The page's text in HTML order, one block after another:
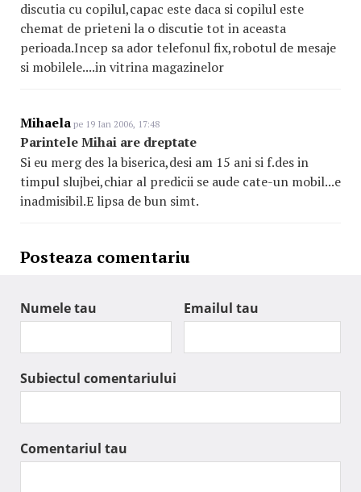
discutia cu copilul,capac este daca si copilul este
chemat de prieteni la o discutie tot in aceasta
perioada.Incep sa ador telefonul fix,robotul de mesaje
si mobilele....in vitrina magazinelor
Mihaela pe 19 Ian 2006, 17:48
Parintele Mihai are dreptate
Si eu merg des la biserica,desi am 15 ani si f.des in
timpul slujbei,chiar al predicii se aude cate-un mobil...e
inadmisibil.E lipsa de bun simt.
Posteaza comentariu
Numele tau Emailul tau
Subiectul comentariului
Comentariul tau